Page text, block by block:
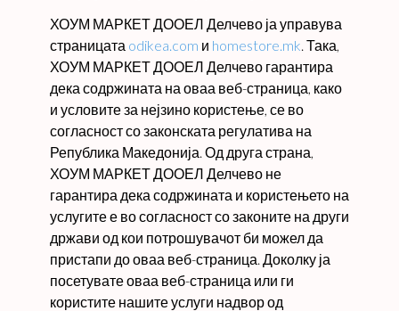
ХОУМ МАРКЕТ ДООЕЛ Делчево ја управува
страницата odikea.com и homestore.mk. Така,
ХОУМ МАРКЕТ ДООЕЛ Делчево гарантира
дека содржината на оваа веб-страница, како
и условите за нејзино користење, се во
согласност со законската регулатива на
Република Македонија. Од друга страна,
ХОУМ МАРКЕТ ДООЕЛ Делчево не
гарантира дека содржината и користењето на
услугите е во согласност со законите на други
држави од кои потрошувачот би можел да
пристапи до оваа веб-страница. Доколку ја
посетувате оваа веб-страница или ги
користите нашите услуги надвор од